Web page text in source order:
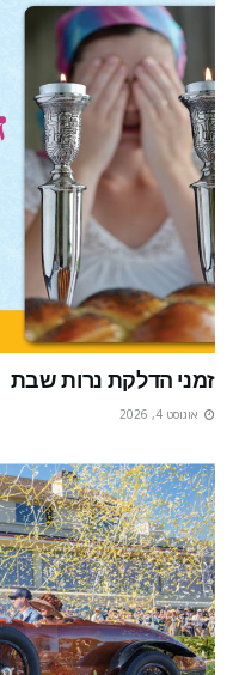
זמני הדלקת נרות שבת
אוגוסט 4, 2026